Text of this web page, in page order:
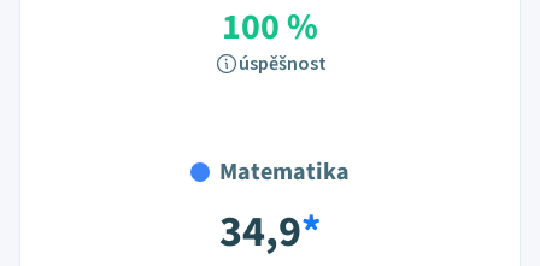
100 %
úspěšnost
Matematika
34,9*